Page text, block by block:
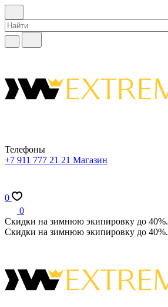
Телефоны
+7 911 777 21 21 Магазин
0
0
Скидки на зимнюю экипировку до 40%.
Скидки на зимнюю экипировку до 40%.